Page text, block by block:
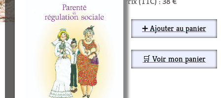
➕ Ajouter au panier
🛒 Voir mon panier